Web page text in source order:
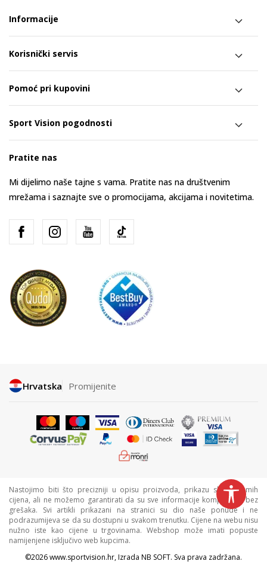
Informacije
Korisnički servis
Pomoć pri kupovini
Sport Vision pogodnosti
Pratite nas
Mi dijelimo naše tajne s vama. Pratite nas na društvenim
mrežama i saznajte sve o promocijama, akcijama i novitetima.
Hrvatska Promijenite
Nastojimo biti što precizniji u opisu proizvoda, prikazu slika i samih
cijena, ali ne možemo garantirati da su sve informacije kompletne i bez
grešaka. Svi artikli prikazani na stranici su dio naše ponude i ne
podrazumijeva se da su dostupni u svakom trenutku. Cijene na webu nisu
nužno iste kao cijene u trgovinama. Webshop može imati popuste
namijenjene isključivo web kupcima.
©2026www.sportvision.hr, Izrada NB SOFT. Sva prava zadržana.